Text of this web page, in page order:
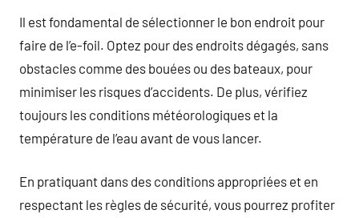
Il est fondamental de sélectionner le bon endroit pour
faire de l’e-foil. Optez pour des endroits dégagés, sans
obstacles comme des bouées ou des bateaux, pour
minimiser les risques d’accidents. De plus, vérifiez
toujours les conditions météorologiques et la
température de l’eau avant de vous lancer.
En pratiquant dans des conditions appropriées et en
respectant les règles de sécurité, vous pourrez profiter